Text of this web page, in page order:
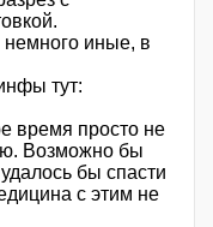
немного иные, в
тут:
время просто не
Возможно бы
бы спасти
с этим не